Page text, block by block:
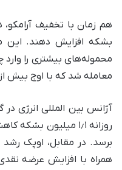
بشکه افزایش دهند. این
معامله شد که با اوج بیش از ۱۲۶ دلاری اواخر آوریل فاصله زیادی داشت.
برسد. در مقابل، اوپک
همراه با افزایش عرضه